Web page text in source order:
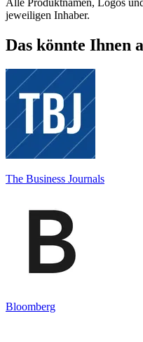
jeweiligen Inhaber.
Das könnte Ihnen
The Business Journals
Bloomberg